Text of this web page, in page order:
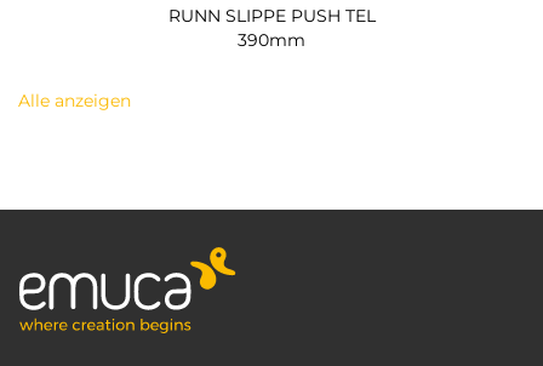
RUNN SLIPPE PUSH TEL
390mm
Alle anzeigen